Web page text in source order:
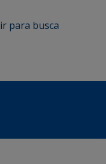
ir para busca